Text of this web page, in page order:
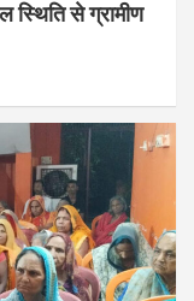
स्थिति से ग्रामीण